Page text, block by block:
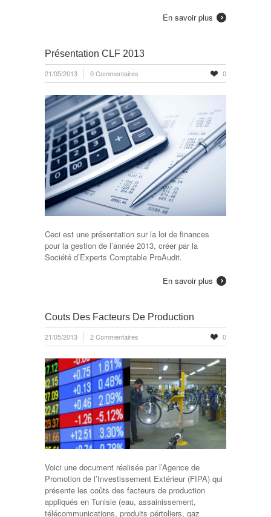
En savoir plus
Présentation CLF 2013
21/05/2013 0 Commentaires 0
Ceci est une présentation sur la loi de finances
pour la gestion de l’année 2013, créer par la
Société d’Experts Comptable ProAudit.
En savoir plus
Couts Des Facteurs De Production
21/05/2013 2 Commentaires 0
Voici une document réalisée par l’Agence de
Promotion de l’Investissement Extérieur (FIPA) qui
présente les coûts des facteurs de production
appliqués en Tunisie (eau, assainissement,
télécommunications, produits pértoliers, gaz